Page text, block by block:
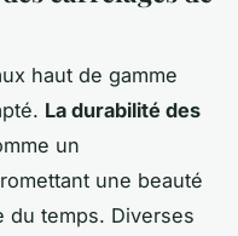
haut de gamme
La durabilité des
un
une beauté
du temps. Diverses